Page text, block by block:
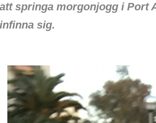
att springa morgonjogg i Port
infinna sig.